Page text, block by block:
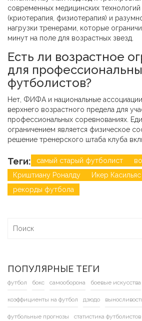
современных медицинских
(криотерапия, физиотерапия) и
нагрузки тренерами, которые
минут на поле для возрастных звезд.
Есть ли возрастное
для
футболистов?
Нет, ФИФА и национальные
верхнего возрастного предела для
профессиональных соревнованиях.
ограничением является физическое
решение тренерского штаба клуба
Теги: самый старый футболист
Криштиану Роналду
Икер Касильяс
рекорды футбола
ПОПУЛЯРНЫЕ ТЕГИ
футбол бокс самооборона боевые искусства
коэффициенты на футбол дзюдо
футбольные прогнозы статистика футболистов